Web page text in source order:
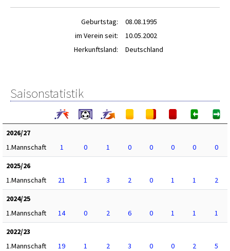
Geburtstag:
08.08.1995
im Verein seit:
10.05.2002
Herkunftsland:
Deutschland
Saisonstatistik
2026/27
1.Mannschaft
1 0 1 0 0 0 0
0
2025/26
1.Mannschaft
21 1 3 2 0 1 1
2
2024/25
1.Mannschaft
14 0 2 6 0 1 1
1
2022/23
1.Mannschaft
19 1 2 3 0 0 2
5